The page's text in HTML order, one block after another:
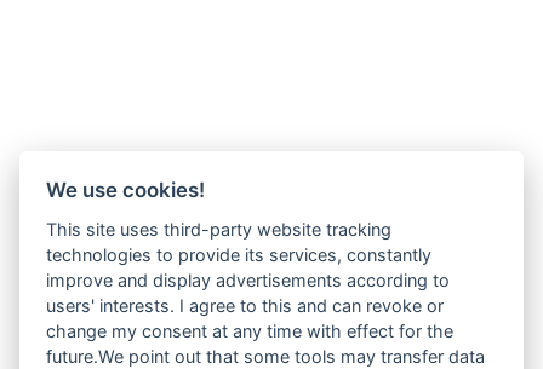
We use cookies!
This site uses third-party website tracking
technologies to provide its services, constantly
improve and display advertisements according to
users' interests. I agree to this and can revoke or
change my consent at any time with effect for the
future.We point out that some tools may transfer data